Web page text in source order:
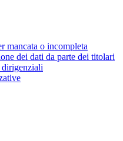
mancata o incompleta
dei dati da parte dei titolari